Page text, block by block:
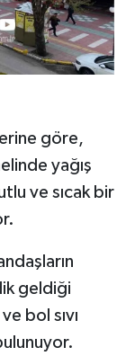
göre,
yağış
ve sıcak bir
geldiği
bol sıvı